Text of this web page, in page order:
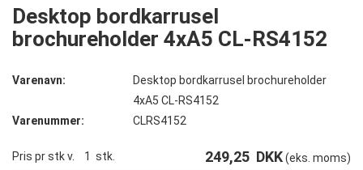
Desktop bordkarrusel
brochureholder 4xA5 CL-RS4152
Varenavn:
Desktop bordkarrusel brochureholder
4xA5 CL-RS4152
Varenummer:
CLRS4152
Pris pr stk v. 1 stk. 249,25 DKK(eks. moms)